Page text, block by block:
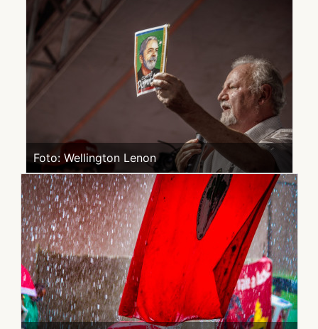
Foto: Wellington Lenon